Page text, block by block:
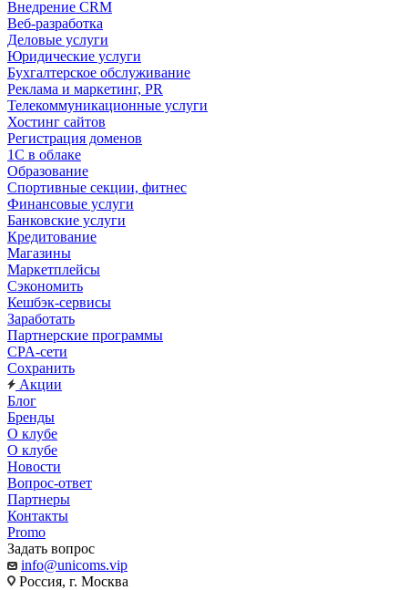
Внедрение CRM
Веб-разработка
Деловые услуги
Юридические услуги
Бухгалтерское обслуживание
Реклама и маркетинг, PR
Телекоммуникационные услуги
Хостинг сайтов
Регистрация доменов
1С в облаке
Образование
Спортивные секции, фитнес
Финансовые услуги
Банковские услуги
Кредитование
Магазины
Маркетплейсы
Сэкономить
Кешбэк-сервисы
Заработать
Партнерские программы
CPA-сети
Сохранить
Акции
Блог
Бренды
О клубе
О клубе
Новости
Вопрос-ответ
Партнеры
Контакты
Promo
Задать вопрос
info@unicoms.vip
Россия, г. Москва